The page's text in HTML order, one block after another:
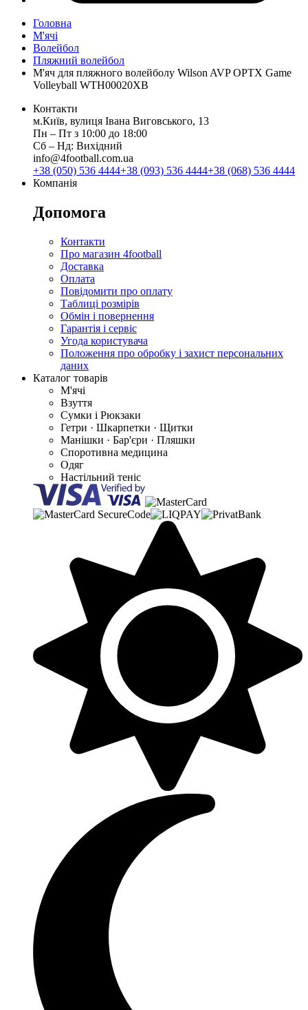
Головна
М'ячі
Волейбол
Пляжний волейбол
М'яч для пляжного волейболу Wilson AVP OPTX Game
Volleyball WTH00020XB
Контакти
м.Київ, вулиця Івана Виговського, 13
Пн ‒ Пт з 10:00 до 18:00
Сб ‒ Нд: Вихідний
info@4football.com.ua
+38 (050) 536 4444+38 (093) 536 4444+38 (068) 536 4444
Компанія
Допомога
Контакти
Про магазин 4football
Доставка
Оплата
Повідомити про оплату
Таблиці розмірів
Обмін і повернення
Гарантія і сервіс
Угода користувача
Положення про обробку і захист персональних
даних
Каталог товарів
М'ячі
Взуття
Сумки і Рюкзаки
Гетри · Шкарпетки · Щитки
Манішки · Бар'єри · Пляшки
Споротивна медицина
Одяг
Настільний теніс